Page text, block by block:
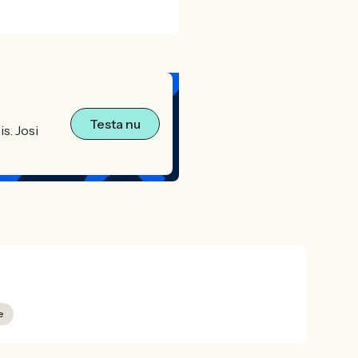
Josi
Testa nu